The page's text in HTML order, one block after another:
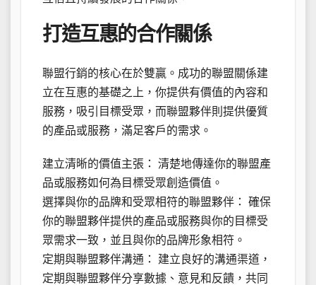
打造互惠的合作關係
聯盟行銷的核心在於雙贏。成功的聯盟關係建
立在互惠的基礎之上，你提供有價值的內容和
服務，吸引目標受眾，而聯盟夥伴則提供優質
的產品或服務，滿足客戶的需求。
建立清晰的價值主張： 清楚地傳達你的聯盟產
品或服務如何為目標受眾創造價值。
選擇與你的品牌和受眾相符的聯盟夥伴： 確保
你的聯盟夥伴提供的產品或服務與你的目標受
眾需求一致，並且與你的品牌形象相符。
定期與聯盟夥伴溝通： 建立良好的溝通渠道，
定期與聯盟夥伴分享數據、意見和反饋，共同